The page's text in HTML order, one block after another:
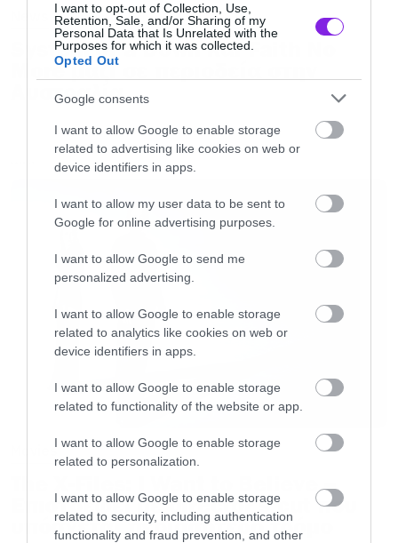
I want to opt-out of Collection, Use,
Retention, Sale, and/or Sharing of my
Personal Data that Is Unrelated with the
Purposes for which it was collected.
Opted Out
Google consents
I want to allow Google to enable storage
related to advertising like cookies on web or
device identifiers in apps.
I want to allow my user data to be sent to
Google for online advertising purposes.
I want to allow Google to send me
personalized advertising.
I want to allow Google to enable storage
related to analytics like cookies on web or
device identifiers in apps.
I want to allow Google to enable storage
related to functionality of the website or app.
I want to allow Google to enable storage
related to personalization.
I want to allow Google to enable storage
related to security, including authentication
functionality and fraud prevention, and other
έλλειψης σωστής κρίσης από την μεριά του και
μόνο. Για να είμαστε ξεκάθαροι, το πλήρες line
up των Serj, Daron, Shavo και John θα
εμφανιστεί κανονικά στις επερχόμενες
συναυλίες. Με σεβασμό στη νέα μουσική των
SOAD, παρόλο που δεν έχουμε κάποιο
χρονοδιάγραμμα για νέο άλμπουμ, όλοι
πιστεύουμε ότι το να το κάνουμε οι τέσσερις
μας είναι ο τρόπος να με είμαστε αληθινοί προς
την μπάντα και τους οπαδούς.
Το θέμα λοιπόν λύθηκε αλλά μάλλον πήραμε
μία μικρή γεύση για τους λόγους της τεράστιας
καθυστέρησης στο νέο άλμπουμ των System of
a down.
System of a Down και Faith No
More μαζί σε περιοδεία στην
Αυστραλία
Movies
The X-Files: I Want to Believe –
Επιστρέφει με director’s cut που
υπόσχεται περισσότερο τρόμο